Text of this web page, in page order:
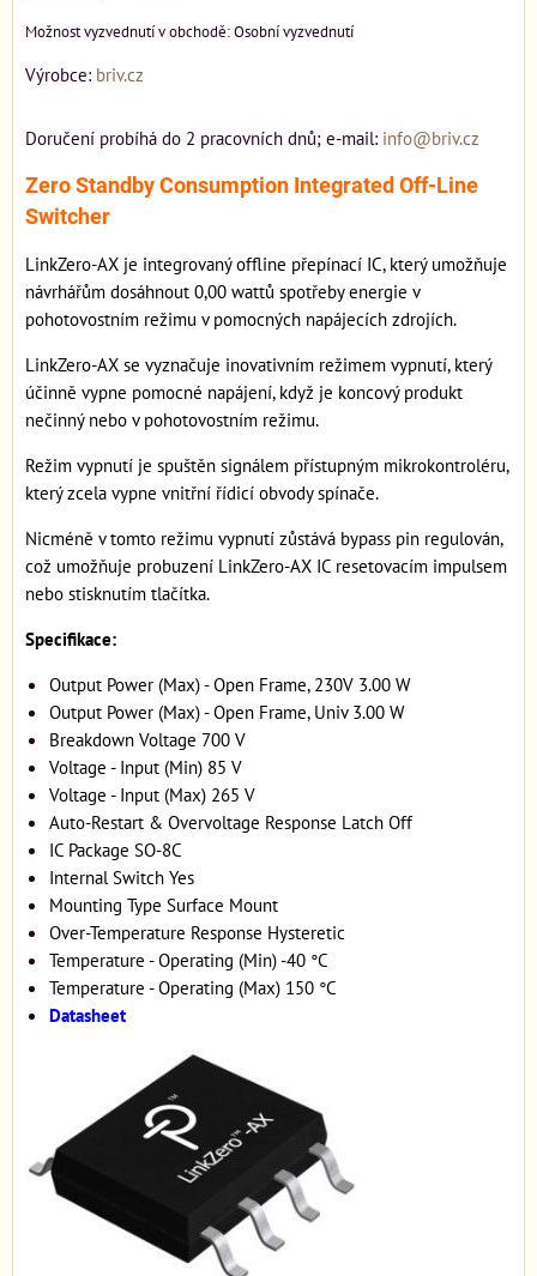
Osobní vyzvednutí
Výrobce: briv.cz
Doručení probíhá do 2 pracovních dnů; e-mail: info@briv.cz
Zero Standby Consumption Integrated Off-Line
Switcher
LinkZero-AX je integrovaný offline přepínací IC, který umožňuje
návrhářům dosáhnout 0,00 wattů spotřeby energie v
pohotovostním režimu v pomocných napájecích zdrojích.
LinkZero-AX se vyznačuje inovativním režimem vypnutí, který
účinně vypne pomocné napájení, když je koncový produkt
nečinný nebo v pohotovostním režimu.
Režim vypnutí je spuštěn signálem přístupným mikrokontroléru,
který zcela vypne vnitřní řídicí obvody spínače.
Nicméně v tomto režimu vypnutí zůstává bypass pin regulován,
což umožňuje probuzení LinkZero-AX IC resetovacím impulsem
nebo stisknutím tlačítka.
Specifikace:
Output Power (Max) - Open Frame, 230V 3.00 W
Output Power (Max) - Open Frame, Univ 3.00 W
Breakdown Voltage 700 V
Voltage - Input (Min) 85 V
Voltage - Input (Max) 265 V
Auto-Restart & Overvoltage Response Latch Off
IC Package SO-8C
Internal Switch Yes
Mounting Type Surface Mount
Over-Temperature Response Hysteretic
Temperature - Operating (Min) -40 °C
Temperature - Operating (Max) 150 °C
Datasheet